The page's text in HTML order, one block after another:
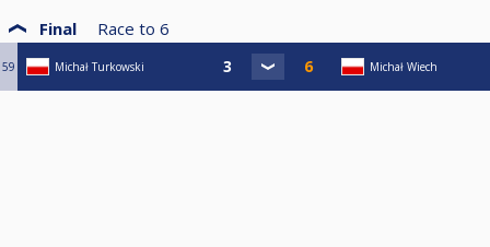
Final Race to 6
59 Michał Turkowski Michał Wiech